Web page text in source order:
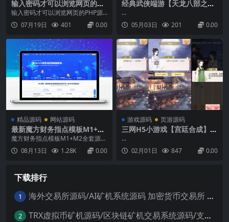
输入密码才可以浏览网页的PH
P源码
输入密码才可以浏览网页的PHP源
码，给网站开启了密码保护，让页
面输入密码才能访问！修改也非常
跳转的链接即可...
07月19日 401 0.00
经典武侠端游【天龙八部之金
戈无极魔改】最新整理单机一
键即玩镜像端+Linux手工服务
端+PC客户端+GM工具+详细
...
05月03日
201 0.00
精品源码 网站源码
最新魔方财务指点模板M1+M
2全套源码
魔方财务指点模板M1+M2全套源码
M1和M2两套模板+后台可控插件，
压缩包内包含M1+M2两套完整模板
信息，都是精心修复过的使用教
程：app和public文件夹上传到魔方
财务...
08月13日 1.28K 0.00
游戏源码 页游源码
三网H5小游戏【宫廷合成】最
...
02月01日
847 0.00
下载排行
1 海外交易所源码/AI矿机系统源码 加密货币交易所 智能交易所源码
2 TRX虚拟币矿机源码/区块链矿机交易系统源码/支持 4国语言+usdt充值+搭建视频教程